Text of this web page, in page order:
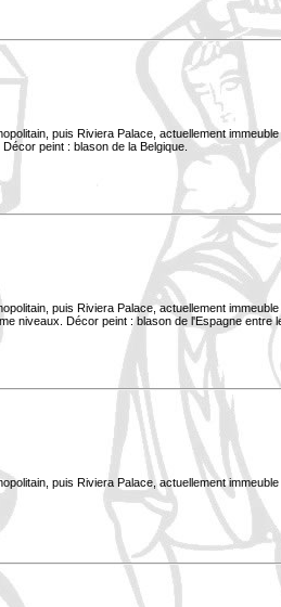
puis Riviera Palace, actuellement immeuble
peint : blason de la Belgique.
puis Riviera Palace, actuellement immeuble
niveaux. Décor peint : blason de l'Espagne entre
puis Riviera Palace, actuellement immeuble